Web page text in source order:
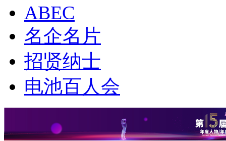
ABEC
名企名片
招贤纳士
电池百人会